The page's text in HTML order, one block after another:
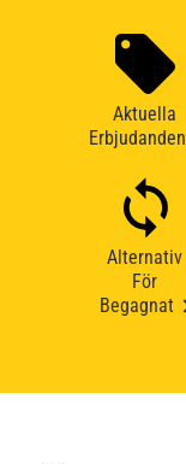
Aktuella
Erbjudanden
Alternativ
För
Begagnat